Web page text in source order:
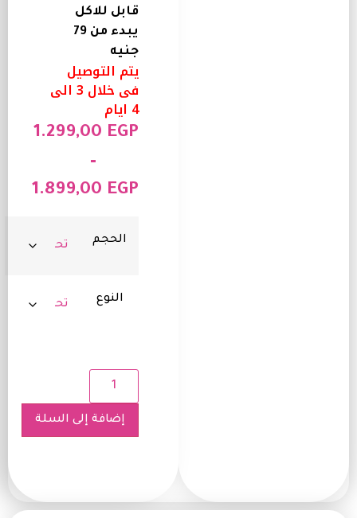
قابل للاكل
يبدء من 79
جنيه
يتم التوصيل
فى خلال 3 الى
4 ايام
1.299,00 EGP
–
1.899,00 EGP
الحجم
النوع
إضافة إلى السلة